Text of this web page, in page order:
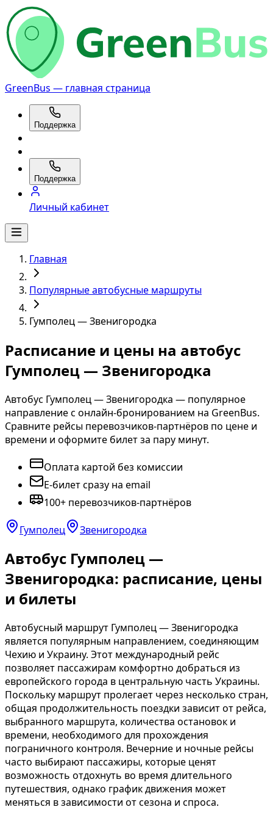
GreenBus — главная страница
Поддержка
Поддержка
Личный кабинет
Главная
Популярные автобусные маршруты
Гумполец — Звенигородка
Расписание и цены на автобус
Гумполец — Звенигородка
Автобус Гумполец — Звенигородка — популярное
направление с онлайн-бронированием на GreenBus.
Сравните рейсы перевозчиков-партнёров по цене и
времени и оформите билет за пару минут.
Оплата картой без комиссии
E-билет сразу на email
100+ перевозчиков-партнёров
Гумполец Звенигородка
Автобус Гумполец —
Звенигородка: расписание, цены
и билеты
Автобусный маршрут Гумполец — Звенигородка
является популярным направлением, соединяющим
Чехию и Украину. Этот международный рейс
позволяет пассажирам комфортно добраться из
европейского города в центральную часть Украины.
Поскольку маршрут пролегает через несколько стран,
общая продолжительность поездки зависит от рейса,
выбранного маршрута, количества остановок и
времени, необходимого для прохождения
пограничного контроля. Вечерние и ночные рейсы
часто выбирают пассажиры, которые ценят
возможность отдохнуть во время длительного
путешествия, однако график движения может
меняться в зависимости от сезона и спроса.